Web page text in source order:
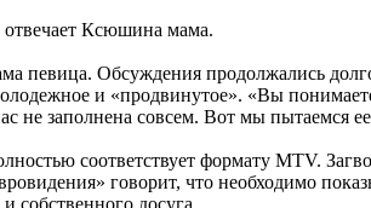
Ксюшина мама.
певица. Обсуждения продолжались
и «продвинутое». «Вы
заполнена совсем. Вот мы пытаемся
соответствует формату MTV.
говорит, что необходимо
собственного досуга.